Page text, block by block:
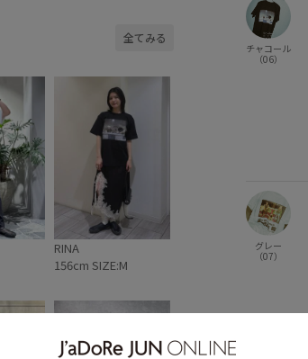
全てみる
RINA
156cm SIZE:M
チャコール
（06）
グレー
（07）